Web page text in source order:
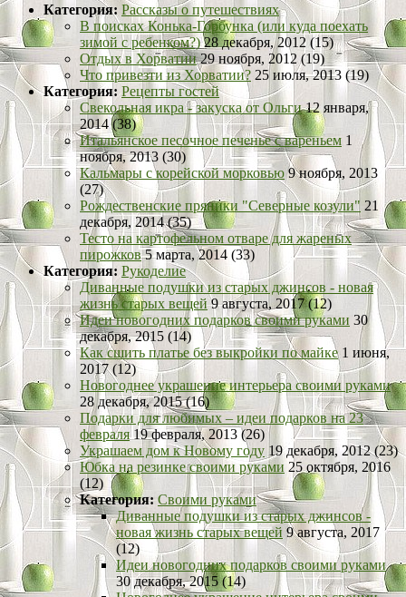
Категория: Рассказы о путешествиях
В поисках Конька-Горбунка (или куда поехать
зимой с ребенком?)28 декабря, 2012 (15)
Отдых в Хорватии29 ноября, 2012 (19)
Что привезти из Хорватии? 25 июля, 2013 (19)
Категория: Рецепты гостей
Свекольная икра - закуска от Ольги12 января,
2014 (38)
Итальянское песочное печенье с вареньем 1
ноября, 2013 (30)
Кальмары с корейской морковью9 ноября, 2013
(27)
Рождественские пряники "Северные козули" 21
декабря, 2014 (35)
Тесто на картофельном отваре для жареных
пирожков5 марта, 2014 (33)
Категория: Рукоделие
Диванные подушки из старых джинсов - новая
жизнь старых вещей9 августа, 2017 (12)
Идеи новогодних подарков своими руками 30
декабря, 2015 (14)
Как сшить платье без выкройки по майке1 июня,
2017 (12)
Новогоднее украшение интерьера своими руками
28 декабря, 2015 (16)
Подарки для любимых – идеи подарков на 23
февраля19 февраля, 2013 (26)
Украшаем дом к Новому году 19 декабря, 2012 (23)
Юбка на резинке своими руками 25 октября, 2016
(12)
Категория: Своими руками
Диванные подушки из старых джинсов -
новая жизнь старых вещей 9 августа, 2017
(12)
Идеи новогодних подарков своими руками
30 декабря, 2015 (14)